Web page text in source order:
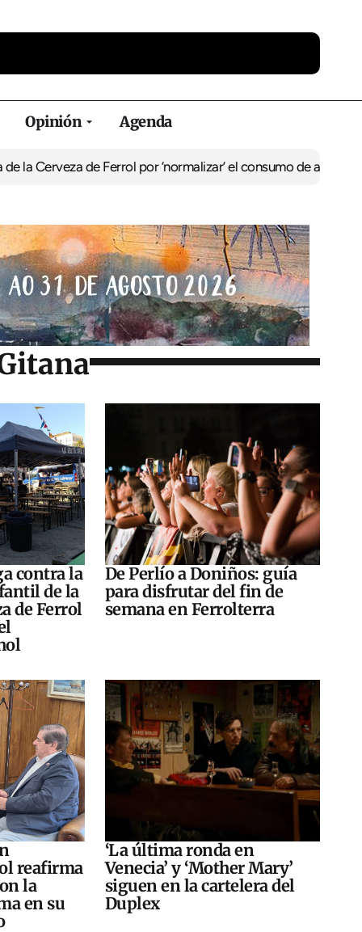
Opinión Agenda
Ferrol por ‘normalizar’ el consumo de alcoholDe Perlío a
contra la
de la
de Ferrol
De Perlío a Doniños: guía
para disfrutar del fin de
semana en Ferrolterra
reafirma
la
en su
‘La última ronda en
Venecia’ y ‘Mother Mary’
siguen en la cartelera del
Duplex